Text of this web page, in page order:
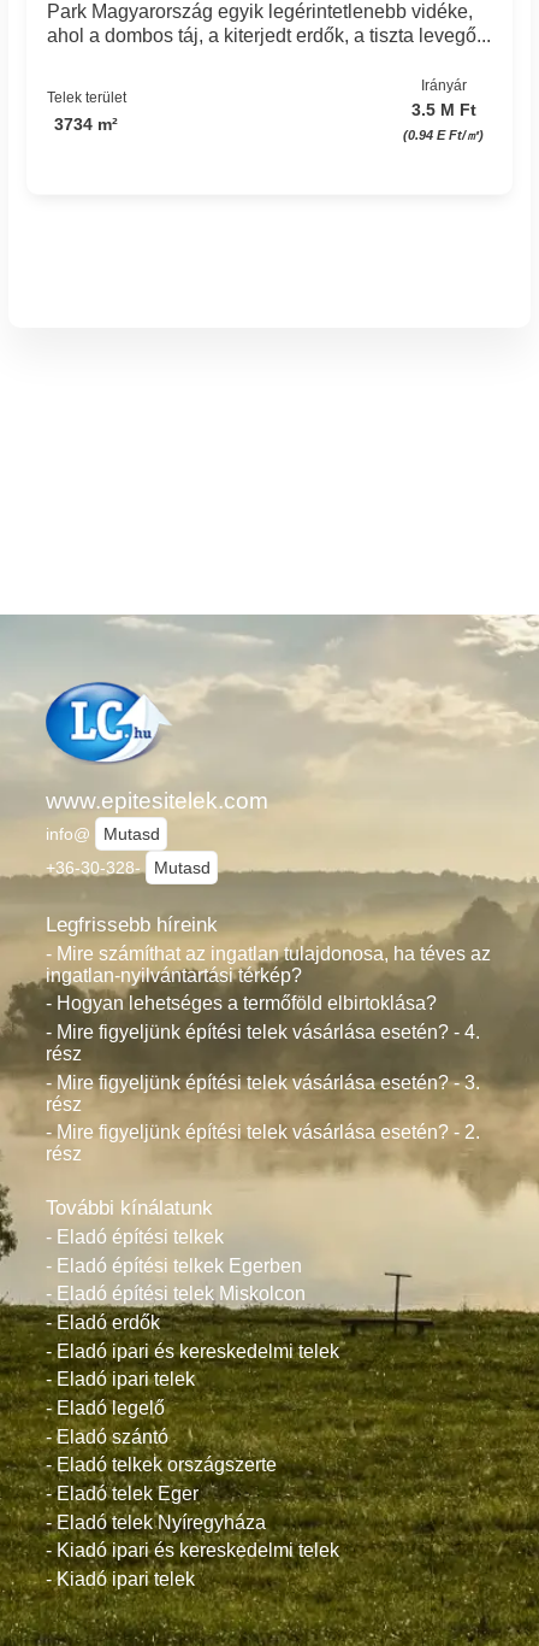
Park Magyarország egyik legérintetlenebb vidéke,
ahol a dombos táj, a kiterjedt erdők, a tiszta levegő...
Telek terület
3734 m²
Irányár
3.5 M Ft
(0.94 E Ft/㎡)
www.epitesitelek.com
info@
Mutasd
+36-30-328-
Mutasd
Legfrissebb híreink
- Mire számíthat az ingatlan tulajdonosa, ha téves az
ingatlan-nyilvántartási térkép?
- Hogyan lehetséges a termőföld elbirtoklása?
- Mire figyeljünk építési telek vásárlása esetén? - 4.
rész
- Mire figyeljünk építési telek vásárlása esetén? - 3.
rész
- Mire figyeljünk építési telek vásárlása esetén? - 2.
rész
További kínálatunk
- Eladó építési telkek
- Eladó építési telkek Egerben
- Eladó építési telek Miskolcon
- Eladó erdők
- Eladó ipari és kereskedelmi telek
- Eladó ipari telek
- Eladó legelő
- Eladó szántó
- Eladó telkek országszerte
- Eladó telek Eger
- Eladó telek Nyíregyháza
- Kiadó ipari és kereskedelmi telek
- Kiadó ipari telek